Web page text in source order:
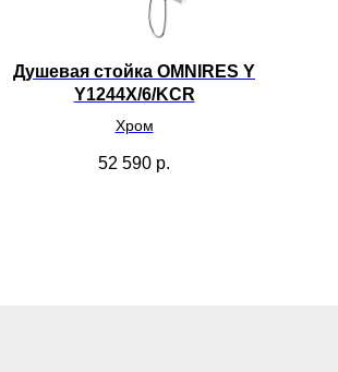
Душевая стойка OMNIRES Y
Y1244X/6/KCR
Хром
52 590 р.